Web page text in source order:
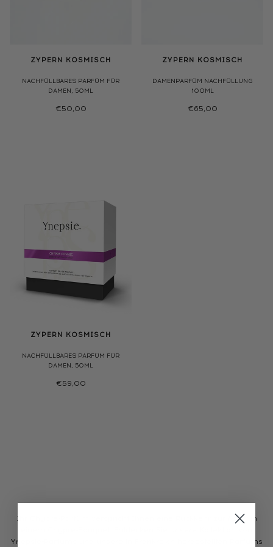
ZYPERN KOSMISCH
NACHFÜLLBARES PARFÜM FÜR
DAMEN, 50ML
€50,00
ZYPERN KOSMISCH
DAMENPARFÜM NACHFÜLLUNG
100ML
€65,00
ZYPERN KOSMISCH
NACHFÜLLBARES PARFÜM FÜR
DAMEN, 50ML
€59,00
Ihr Chypre-Parfüm verspricht Ihnen eine Rückkehr zur Natur in
Ynepsie-Parfums und unsere in Frankreich hergestellten Parfums